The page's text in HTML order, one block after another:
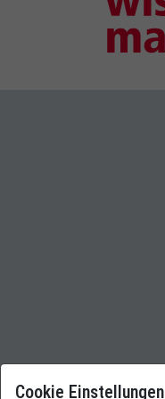
Cookie Einstellungen